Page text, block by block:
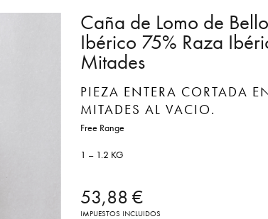
Caña de Lomo de
Ibérico 75% Raza
Mitades
PIEZA ENTERA CORTADA
MITADES AL VACIO.
Free Range
1 – 1.2 KG
53,88 €
IMPUESTOS INCLUIDOS